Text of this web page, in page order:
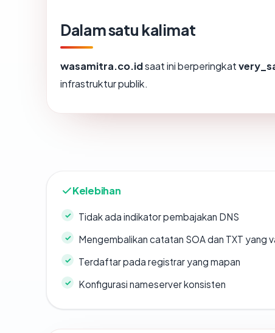
Dalam satu kalimat
wasamitra.co.idsaat ini berperingkat
infrastruktur publik.
Kelebihan
Tidak ada indikator pembajakan DNS
Mengembalikan catatan SOA dan TXT yang
Terdaftar pada registrar yang mapan
Konfigurasi nameserver konsisten